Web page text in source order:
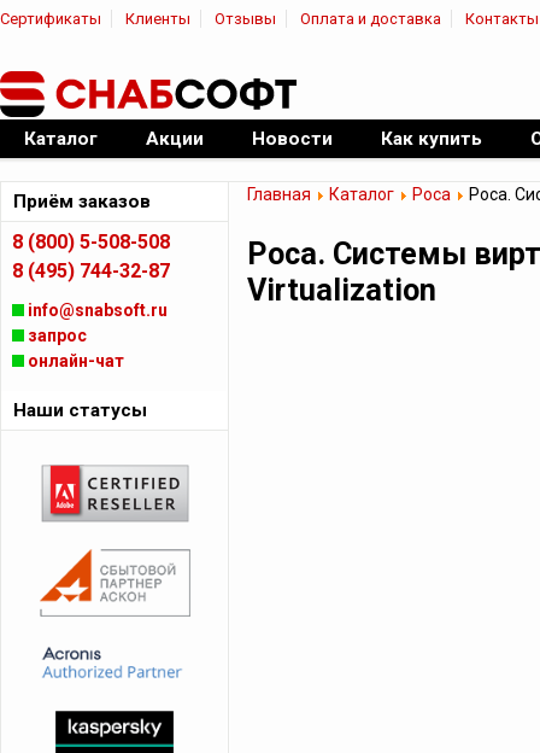
Сертификаты Клиенты Отзывы Оплата и доставка Контакты
Официальный дилер ПО
Каталог Акции Новости Как купить
Главная Каталог Роса Роса.
Роса. Системы
Virtualization
Приём заказов
8 (800) 5-508-508
8 (495) 744-32-87
info@snabsoft.ru
запрос
онлайн-чат
Наши статусы